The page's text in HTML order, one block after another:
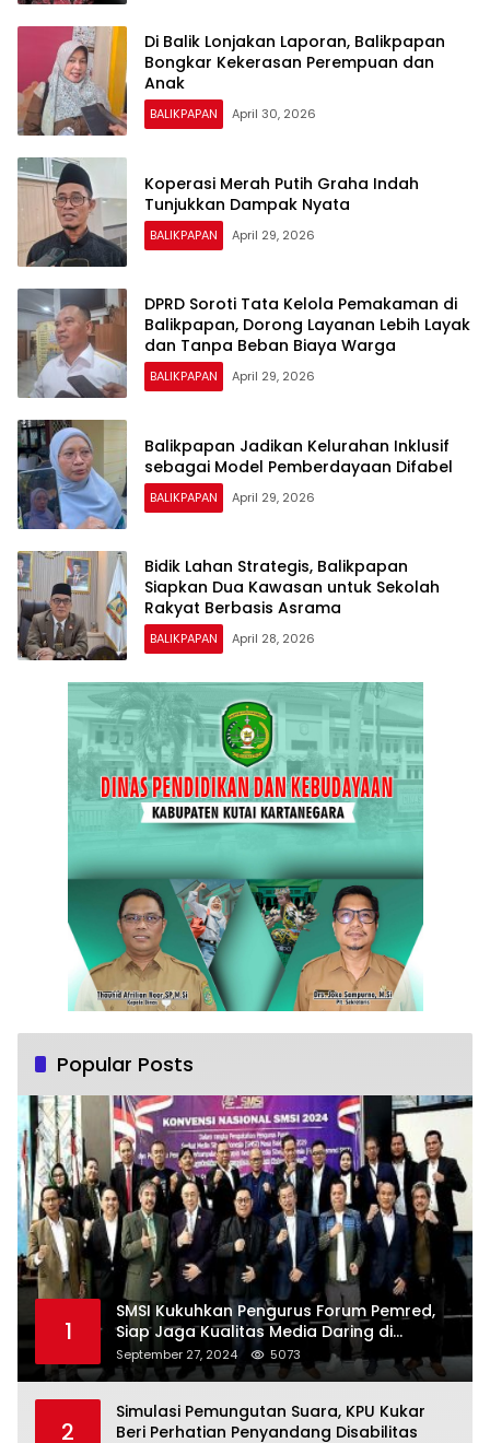
Di Balik Lonjakan Laporan, Balikpapan
Bongkar Kekerasan Perempuan dan
Anak
BALIKPAPAN April 30, 2026
Koperasi Merah Putih Graha Indah
Tunjukkan Dampak Nyata
BALIKPAPAN April 29, 2026
DPRD Soroti Tata Kelola Pemakaman di
Balikpapan, Dorong Layanan Lebih Layak
dan Tanpa Beban Biaya Warga
BALIKPAPAN April 29, 2026
Balikpapan Jadikan Kelurahan Inklusif
sebagai Model Pemberdayaan Difabel
BALIKPAPAN April 29, 2026
Bidik Lahan Strategis, Balikpapan
Siapkan Dua Kawasan untuk Sekolah
Rakyat Berbasis Asrama
BALIKPAPAN April 28, 2026
Popular Posts
1
SMSI Kukuhkan Pengurus Forum Pemred,
Siap Jaga Kualitas Media Daring di
Indonesia
September 27, 2024 5073
2
Simulasi Pemungutan Suara, KPU Kukar
Beri Perhatian Penyandang Disabilitas